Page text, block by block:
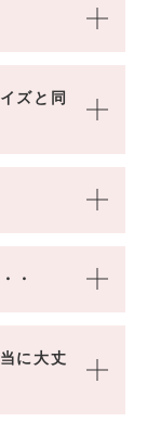
ズと同
・
に大丈